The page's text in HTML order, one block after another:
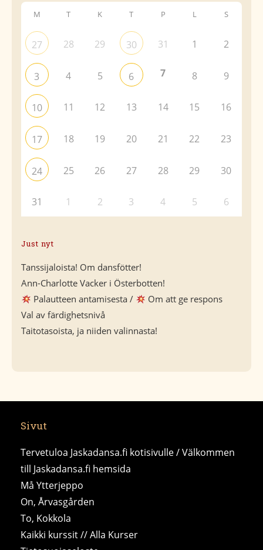
M T K T P L S
27 28 29 30 31 1 2
3 4 5 6 7 8 9
10 11 12 13 14 15 16
17 18 19 20 21 22 23
24 25 26 27 28 29 30
31 1 2 3 4 5 6
Just nyt
Tanssijaloista! Om dansfötter!
Ann-Charlotte Vacker i Österbotten!
Palautteen antamisesta /
Om att ge respons
Val av färdighetsnivå
Taitotasoista, ja niiden valinnasta!
Sivut
Tervetuloa Jaskadansa.fi kotisivulle / Välkommen
till Jaskadansa.fi hemsida
Må Ytterjeppo
On, Årvasgården
To, Kokkola
Kaikki kurssit // Alla Kurser